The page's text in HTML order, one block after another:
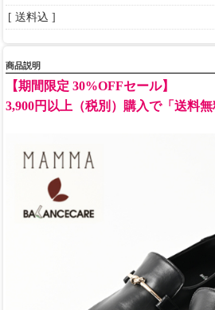
[ 送料込 ]
商品説明
【期間限定 30%OFFセール】
3,900円以上（税別）購入で「送料無